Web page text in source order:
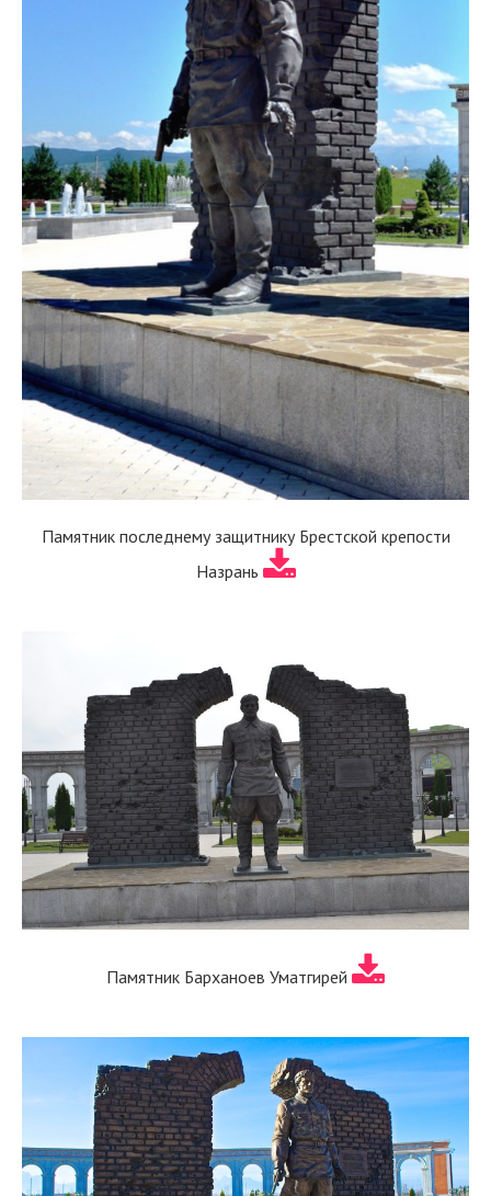
Памятник последнему защитнику Брестской крепости
Назрань
Памятник Барханоев Уматгирей